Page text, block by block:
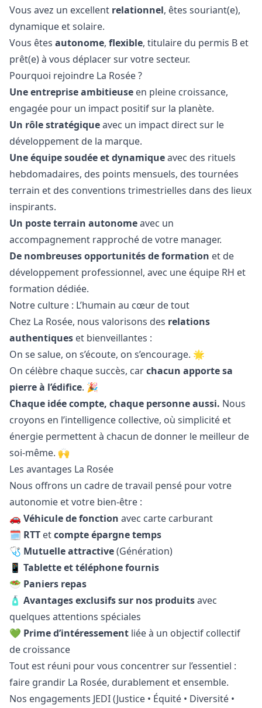
Vous avez un excellent relationnel, êtes souriant(e),
dynamique et solaire.
Vous êtes autonome, flexible, titulaire du permis B et
prêt(e) à vous déplacer sur votre secteur.
Pourquoi rejoindre La Rosée ?
Une entreprise ambitieuse en pleine croissance,
engagée pour un impact positif sur la planète.
Un rôle stratégiqueavec un impact direct sur le
développement de la marque.
Une équipe soudée et dynamiqueavec des rituels
hebdomadaires, des points mensuels, des tournées
terrain et des conventions trimestrielles dans des lieux
inspirants.
Un poste terrain autonomeavec un
accompagnement rapproché de votre manager.
De nombreuses opportunités de formation et de
développement professionnel, avec une équipe RH et
formation dédiée.
Notre culture : L’humain au cœur de tout
Chez La Rosée, nous valorisons des relations
authentiques et bienveillantes :
On se salue, on s’écoute, on s’encourage. 🌟
On célèbre chaque succès, carchacun apporte sa
pierre à l’édifice. 🎉
Chaque idée compte, chaque personne aussi. Nous
croyons en l’intelligence collective, où simplicité et
énergie permettent à chacun de donner le meilleur de
soi-même. 🙌
Les avantages La Rosée
Nous offrons un cadre de travail pensé pour votre
autonomie et votre bien-être :
🚗 Véhicule de fonction avec carte carburant
🗓️ RTT etcompte épargne temps
🩺 Mutuelle attractive(Génération)
📱 Tablette et téléphone fournis
🥗 Paniers repas
🧴 Avantages exclusifs sur nos produitsavec
quelques attentions spéciales
💚 Prime d’intéressement liée à un objectif collectif
de croissance
Tout est réuni pour vous concentrer sur l’essentiel :
faire grandir La Rosée, durablement et ensemble.
Nos engagements JEDI (Justice • Équité • Diversité •